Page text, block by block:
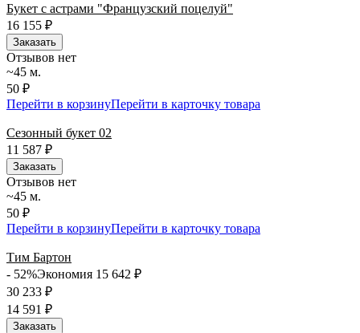
Букет с астрами "Французский поцелуй"
16 155 ₽
Заказать
Отзывов нет
~45 м.
50 ₽
Перейти в корзинуПерейти в карточку товара
Сезонный букет 02
11 587 ₽
Заказать
Отзывов нет
~45 м.
50 ₽
Перейти в корзинуПерейти в карточку товара
Тим Бартон
- 52%Экономия 15 642 ₽
30 233 ₽
14 591 ₽
Заказать